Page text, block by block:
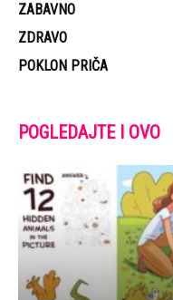
ZABAVNO
ZDRAVO
POKLON PRIČA
POGLEDAJTE I OVO